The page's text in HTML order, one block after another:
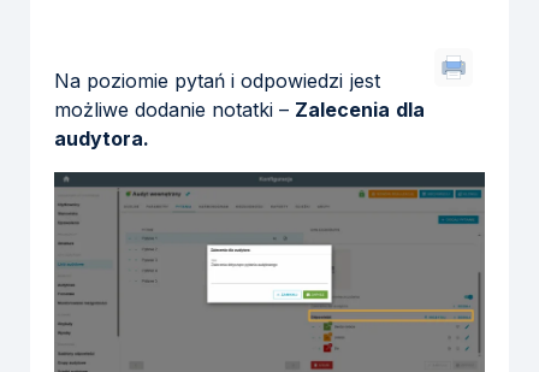
Na poziomie pytań i odpowiedzi jest
możliwe dodanie notatki – Zalecenia dla
audytora.